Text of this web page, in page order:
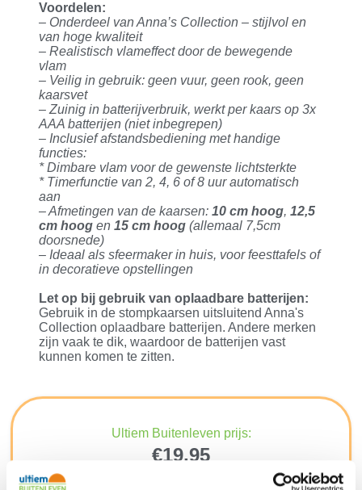
Voordelen:
– Onderdeel van Anna’s Collection – stijlvol en
van hoge kwaliteit
– Realistisch vlameffect door de bewegende
vlam
– Veilig in gebruik: geen vuur, geen rook, geen
kaarsvet
– Zuinig in batterijverbruik, werkt per kaars op 3x
AAA batterijen (niet inbegrepen)
– Inclusief afstandsbediening met handige
functies:
* Dimbare vlam voor de gewenste lichtsterkte
* Timerfunctie van 2, 4, 6 of 8 uur automatisch
aan
– Afmetingen van de kaarsen:10 cm hoog,12,5
cm hoog en15 cm hoog (allemaal 7,5cm
doorsnede)
– Ideaal als sfeermaker in huis, voor feesttafels of
in decoratieve opstellingen
Let op bij gebruik van oplaadbare batterijen:
Gebruik in de stompkaarsen uitsluitend Anna's
Collection oplaadbare batterijen. Andere merken
zijn vaak te dik, waardoor de batterijen vast
kunnen komen te zitten.
Ultiem Buitenleven prijs:
€19,95
Uitverkocht